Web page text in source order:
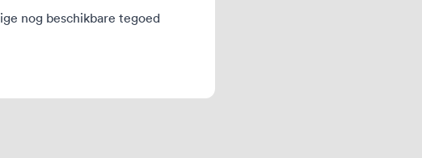
nog beschikbare tegoed